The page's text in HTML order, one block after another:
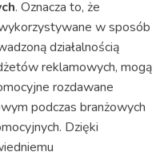
. Oznacza to, że
w sposób
działalnością
reklamowych, mogą
rozdawane
podczas branżowych
Dzięki